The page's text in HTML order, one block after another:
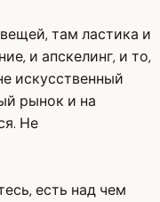
там ластика и
и апскелинг, и то,
искусственный
рынок и на
Не
есть над чем